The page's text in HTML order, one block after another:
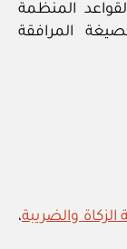
القواعد المنظمة
المرافقة
والضريبة،